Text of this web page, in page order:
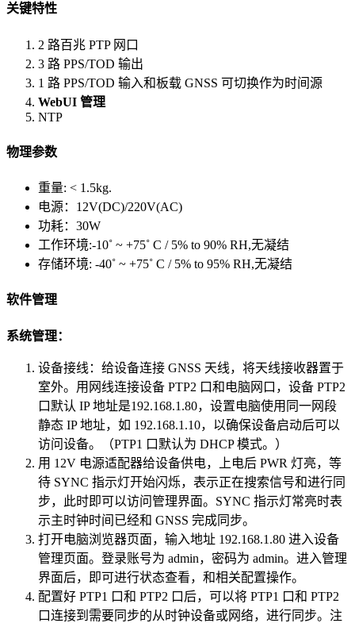
关键特性
2 路百兆 PTP 网口
3 路 PPS/TOD 输出
1 路 PPS/TOD 输入和板载 GNSS 可切换作为时间源
WebUI 管理
NTP
物理参数
重量: < 1.5kg.
电源：12V(DC)/220V(AC)
功耗：30W
工作环境:-10˚ ~ +75˚ C / 5% to 90% RH,无凝结
存储环境: -40˚ ~ +75˚ C / 5% to 95% RH,无凝结
软件管理
系统管理：
设备接线：给设备连接 GNSS 天线，将天线接收器置于
室外。用网线连接设备 PTP2 口和电脑网口，设备 PTP2
口默认 IP 地址是192.168.1.80，设置电脑使用同一网段
静态 IP 地址，如 192.168.1.10，以确保设备启动后可以
访问设备。（PTP1 口默认为 DHCP 模式。）
用 12V 电源适配器给设备供电，上电后 PWR 灯亮，等
待 SYNC 指示灯开始闪烁，表示正在搜索信号和进行同
步，此时即可以访问管理界面。SYNC 指示灯常亮时表
示主时钟时间已经和 GNSS 完成同步。
打开电脑浏览器页面，输入地址 192.168.1.80 进入设备
管理页面。登录账号为 admin，密码为 admin。进入管理
界面后，即可进行状态查看，和相关配置操作。
配置好 PTP1 口和 PTP2 口后，可以将 PTP1 口和 PTP2
口连接到需要同步的从时钟设备或网络，进行同步。注